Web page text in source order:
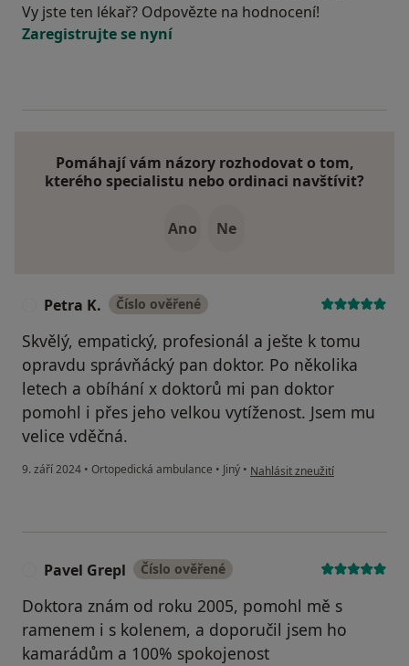
Vy jste ten lékař? Odpovězte na hodnocení!
Zaregistrujte se nyní
Pomáhají vám názory rozhodovat o tom,
kterého specialistu nebo ordinaci navštívit?
Ano Ne
Petra K. Číslo ověřené
Skvělý, empatický, profesionál a ješte k tomu
opravdu správňácký pan doktor. Po několika
letech a obíhání x doktorů mi pan doktor
pomohl i přes jeho velkou vytíženost. Jsem mu
velice vděčná.
9. září 2024 • Ortopedická ambulance • Jiný • podle názoru uživatele Petra K.
Nahlásit zneužití
Pavel Grepl Číslo ověřené
Doktora znám od roku 2005, pomohl mě s
ramenem i s kolenem, a doporučil jsem ho
kamarádům a 100% spokojenost